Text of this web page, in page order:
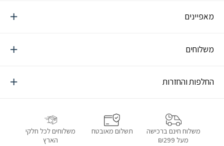
מאפיינים
משלוחים
החלפות והחזרות
משלוח חינם ברכישה
מעל ₪299
תשלום מאובטח
משלוחים לכל חלקי
הארץ